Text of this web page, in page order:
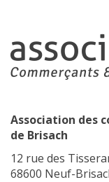
Association des
de Brisach
12 rue des
68600 Neuf-